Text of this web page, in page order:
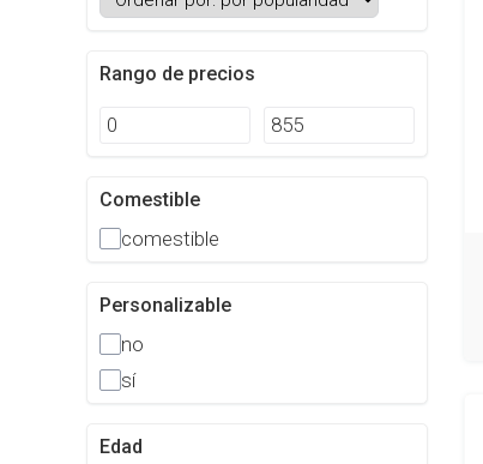
Rango de precios
Comestible
comestible
Personalizable
no
sí
Edad